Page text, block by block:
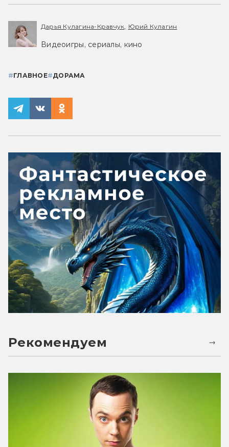
Дарья Кулагина-Кравчук, Юрий Кулагин
Видеоигры, сериалы, кино
#ГЛАВНОЕ#ДОРАМА
Рекомендуем